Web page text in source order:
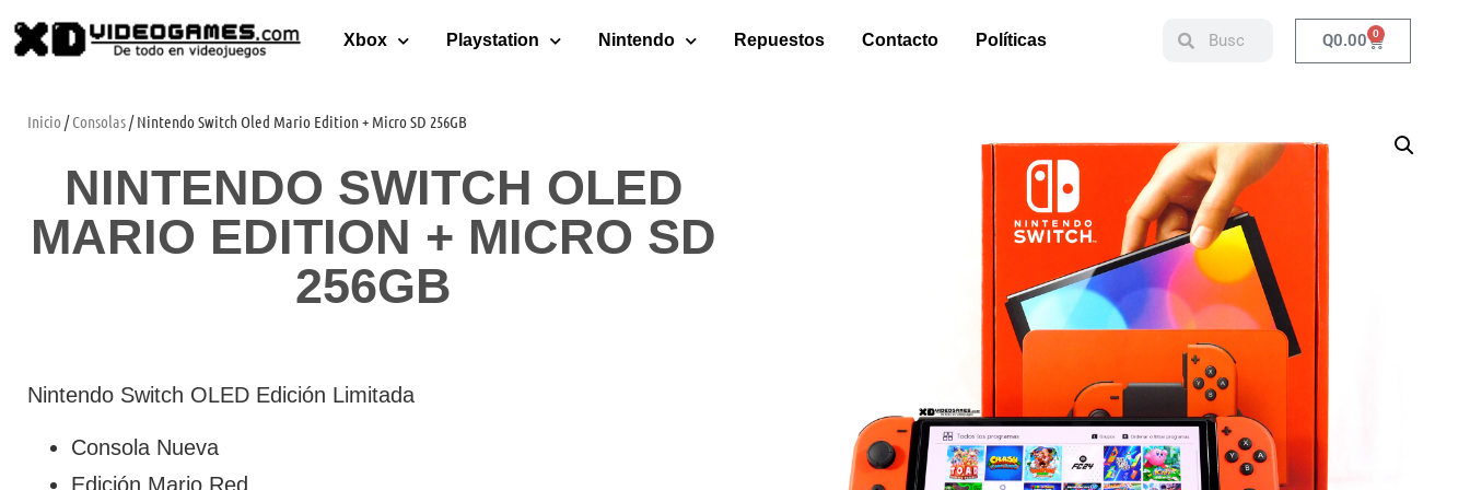
Xbox Playstation Nintendo Repuestos Contacto Políticas Q0.00 0
Inicio /Consolas/ Nintendo Switch Oled Mario Edition + Micro SD 256GB
NINTENDO SWITCH OLED
MARIO EDITION + MICRO SD
256GB
Nintendo Switch OLED Edición Limitada
Consola Nueva
Edición Mario Red